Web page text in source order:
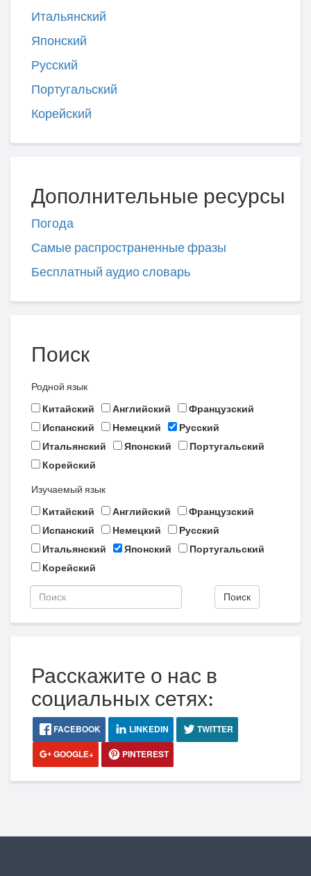
Итальянский
Японский
Русский
Португальский
Корейский
Дополнительные ресурсы
Погода
Самые распространенные фразы
Бесплатный аудио словарь
Поиск
Родной язык
Китайский
Английский
Французский
Испанский
Немецкий
Русский
Итальянский
Японский
Португальский
Корейский
Изучаемый язык
Китайский
Английский
Французский
Испанский
Немецкий
Русский
Итальянский
Японский
Португальский
Корейский
Поиск
Расскажите о нас в
социальных сетях:
FACEBOOK LINKEDIN
TWITTER
GOOGLE+
PINTEREST